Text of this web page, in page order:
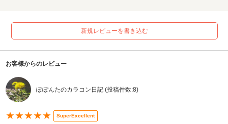
新規レビューを書き込む
お客様からのレビュー
ぽぽんたのカラコン日記 (投稿件数:8)
★★★★★ SuperExcellent